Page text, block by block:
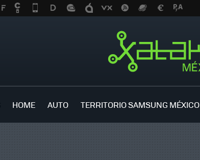
HOME AUTO TERRITORIO SAMSUNG MÉXICO